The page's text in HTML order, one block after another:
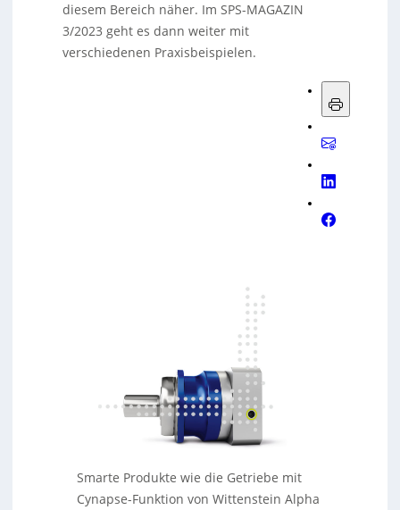
diesem Bereich näher. Im SPS-MAGAZIN
3/2023 geht es dann weiter mit
verschiedenen Praxisbeispielen.
Smarte Produkte wie die Getriebe mit
Cynapse-Funktion von Wittenstein Alpha